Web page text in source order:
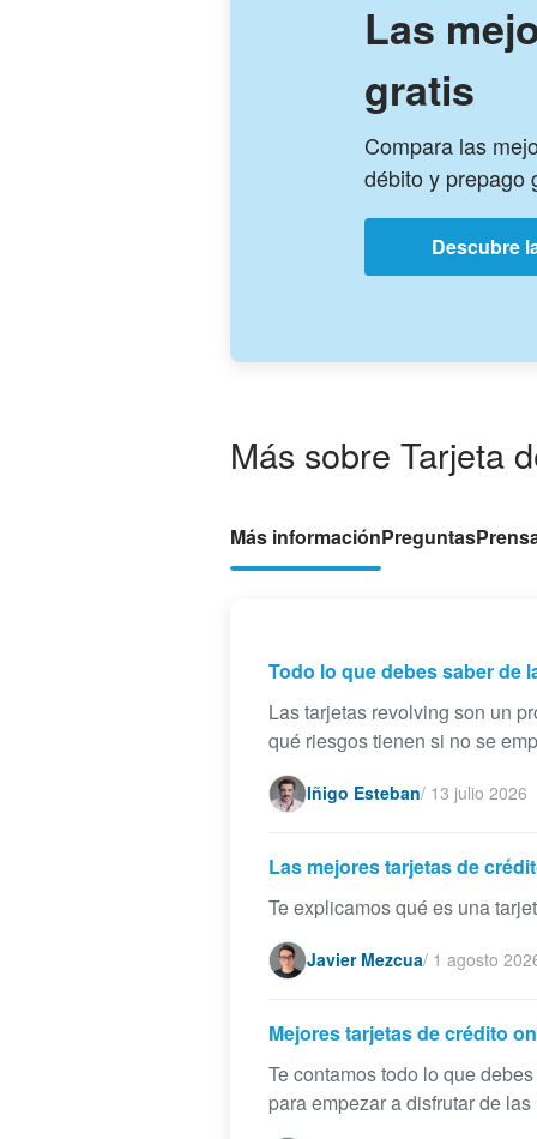
Las
gratis
Compara las
débito y prepago
Descubre
Más sobre Tarjeta
Más informaciónPreguntas
Todo lo que debes saber de
Las tarjetas revolving son un
qué riesgos tienen si no se
Iñigo Esteban/ 13 julio 2026
Las mejores tarjetas de
Te explicamos qué es una
Javier Mezcua/ 1 agosto
Mejores tarjetas de crédito
Te contamos todo lo que
para empezar a disfrutar de